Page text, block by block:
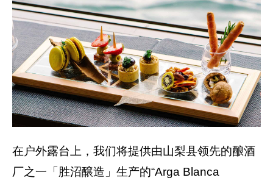
在户外露台上，我们将提供由山梨县领先的酿酒
厂之一「胜沼醸造」生产的“Arga Blanca